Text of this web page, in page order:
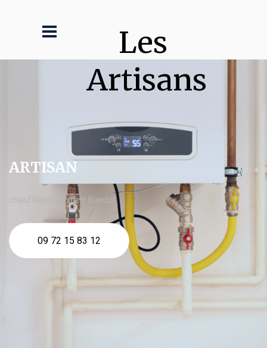
Les
Artisans
ARTISAN
chauffagiste expert Bandol
09 72 15 83 12